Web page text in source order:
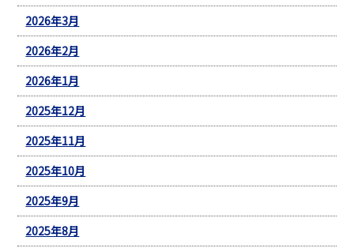
2026年3月
2026年2月
2026年1月
2025年12月
2025年11月
2025年10月
2025年9月
2025年8月